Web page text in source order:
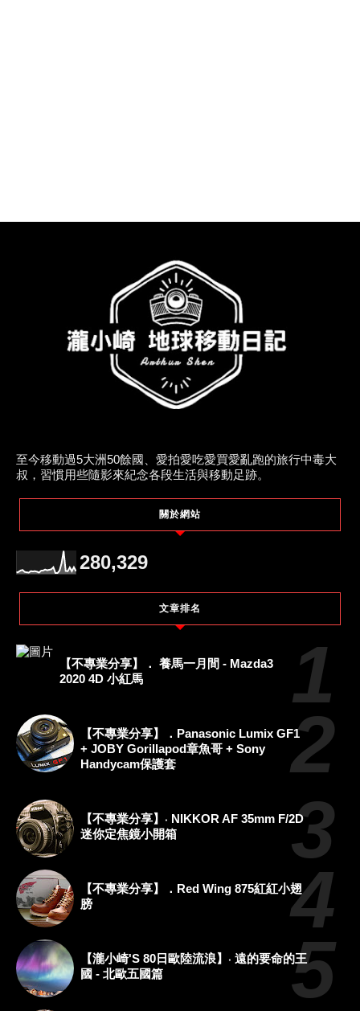
至今移動過5大洲50餘國、愛拍愛吃愛買愛亂跑的旅行中毒大
叔，習慣用些隨影來紀念各段生活與移動足跡。
關於網站
280,329
文章排名
【不專業分享】． 養馬一月間 - Mazda3
2020 4D 小紅馬
【不專業分享】．Panasonic Lumix GF1
+ JOBY Gorillapod章魚哥 + Sony
Handycam保護套
【不專業分享】‧ NIKKOR AF 35mm F/2D
迷你定焦鏡小開箱
【不專業分享】．Red Wing 875紅紅小翅
膀
【瀧小崎's 80日歐陸流浪】‧ 遠的要命的王
國 - 北歐五國篇